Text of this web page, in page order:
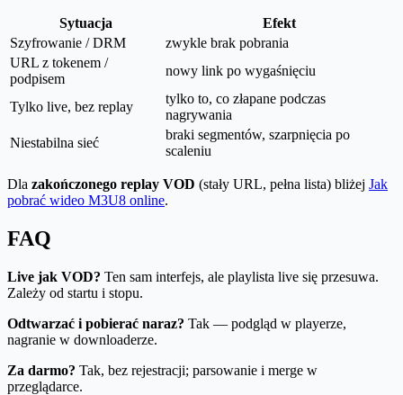
Sytuacja
Efekt
Szyfrowanie / DRM
zwykle brak pobrania
URL z tokenem /
podpisem
nowy link po wygaśnięciu
Tylko live, bez replay
tylko to, co złapane podczas
nagrywania
Niestabilna sieć
braki segmentów, szarpnięcia po
scaleniu
Dla zakończonego replay VOD (stały URL, pełna lista) bliżej Jak
pobrać wideo M3U8 online.
FAQ
Live jak VOD? Ten sam interfejs, ale playlista live się przesuwa.
Zależy od startu i stopu.
Odtwarzać i pobierać naraz? Tak — podgląd w playerze,
nagranie w downloaderze.
Za darmo? Tak, bez rejestracji; parsowanie i merge w
przeglądarce.